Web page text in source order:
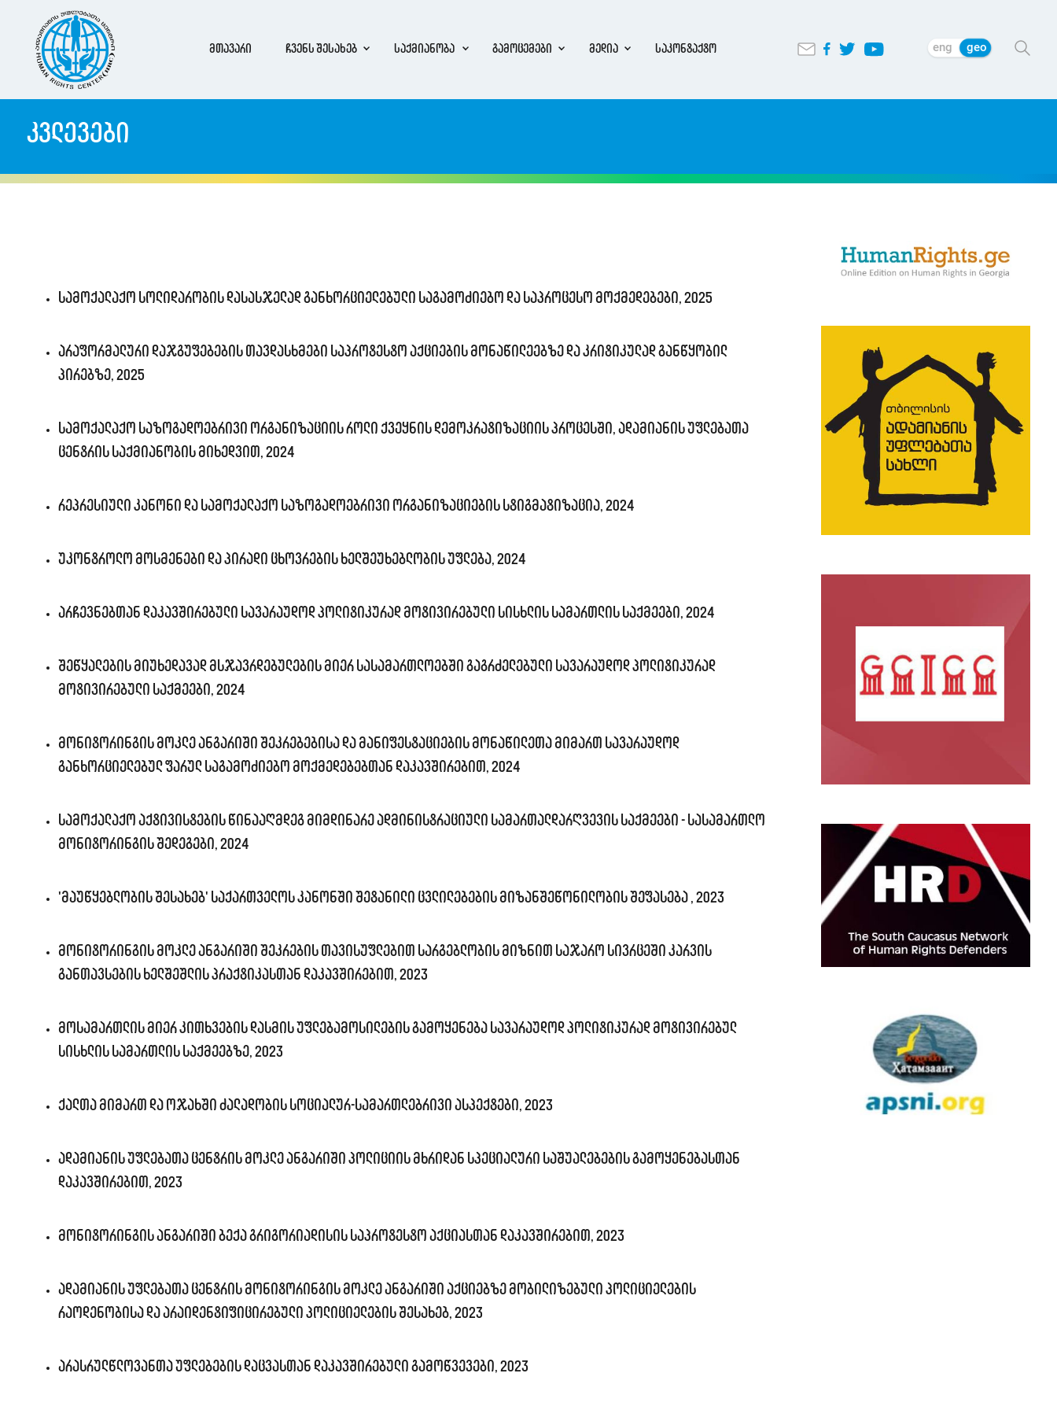
მთავარი ჩვენს შესახებ საქმიანობა გამოცემები მედია საკონტაქტო eng geo
კვლევები
სამოქალაქო სოლიდარობის დასასჯელად განხორციელებული საგამოძიებო და საპროცესო მოქმედებები, 2025
არაფორმალური დაჯგუფებების თავდასხმები საპროტესტო აქციების მონაწილეებზე და კრიტიკულად განწყობილ
პირებზე, 2025
სამოქალაქო საზოგადოებრივი ორგანიზაციის როლი ქვეყნის დემოკრატიზაციის პროცესში, ადამიანის უფლებათა
ცენტრის საქმიანობის მიხედვით, 2024
რეპრესიული კანონი და სამოქალაქო საზოგადოებრივი ორგანიზაციების სტიგმატიზაცია, 2024
უკონტროლო მოსმენები და პირადი ცხოვრების ხელშეუხებლობის უფლება, 2024
არჩევნებთან დაკავშირებული სავარაუდოდ პოლიტიკურად მოტივირებული სისხლის სამართლის საქმეები, 2024
შეწყალების მიუხედავად მსჯავრდებულების მიერ სასამართლოებში გაგრძელებული სავარაუდოდ პოლიტიკურად
მოტივირებული საქმეები, 2024
მონიტორინგის მოკლე ანგარიში შეკრებებისა და მანიფესტაციების მონაწილეთა მიმართ სავარაუდოდ
განხორციელებულ ფარულ საგამოძიებო მოქმედებებთან დაკავშირებით, 2024
სამოქალაქო აქტივისტების წინააღმდეგ მიმდინარე ადმინისტრაციული სამართალდარღვევის საქმეები - სასამართლო
მონიტორინგის შედეგები, 2024
'მაუწყებლობის შესახებ' საქართველოს კანონში შეტანილი ცვლილებების მიზანშეწონილობის შეფასება , 2023
მონიტორინგის მოკლე ანგარიში შეკრების თავისუფლებით სარგებლობის მიზნით საჯარო სივრცეში კარვის
განთავსების ხელშეშლის პრაქტიკასთან დაკავშირებით, 2023
მოსამართლის მიერ კითხვების დასმის უფლებამოსილების გამოყენება სავარაუდოდ პოლიტიკურად მოტივირებულ
სისხლის სამართლის საქმეებზე, 2023
ქალთა მიმართ და ოჯახში ძალადობის სოციალურ-სამართლებრივი ასპექტები, 2023
ადამიანის უფლებათა ცენტრის მოკლე ანგარიში პოლიციის მხრიდან სპეციალური საშუალებების გამოყენებასთან
დაკავშირებით, 2023
მონიტორინგის ანგარიში ბექა გრიგორიადისის საპროტესტო აქციასთან დაკავშირებით, 2023
ადამიანის უფლებათა ცენტრის მონიტორინგის მოკლე ანგარიში აქციებზე მობილიზებული პოლიციელების
რაოდენობისა და არაიდენტიფიცირებული პოლიციელების შესახებ, 2023
არასრულწლოვანთა უფლებების დაცვასთან დაკავშირებული გამოწვევები, 2023